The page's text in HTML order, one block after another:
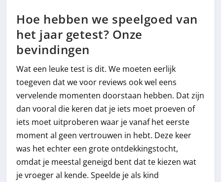
Hoe hebben we speelgoed van
het jaar getest? Onze
bevindingen
Wat een leuke test is dit. We moeten eerlijk
toegeven dat we voor reviews ook wel eens
vervelende momenten doorstaan hebben. Dat zijn
dan vooral die keren dat je iets moet proeven of
iets moet uitproberen waar je vanaf het eerste
moment al geen vertrouwen in hebt. Deze keer
was het echter een grote ontdekkingstocht,
omdat je meestal geneigd bent dat te kiezen wat
je vroeger al kende. Speelde je als kind